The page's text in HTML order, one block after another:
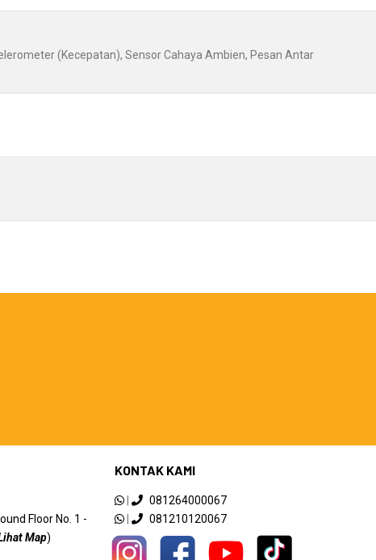
(Kecepatan), Sensor Cahaya Ambien, Pesan Antar
Floor No. 1 -
Map)
KONTAK KAMI
|
081264000067
|
081210120067